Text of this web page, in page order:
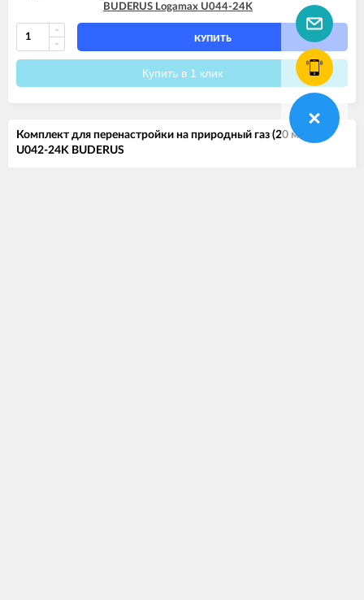
BUDERUS Logamax U044-24K
КУПИТЬ
Купить в 1 клик
Комплект для перенастройки на природный газ (20 мбар)
U042-24K BUDERUS